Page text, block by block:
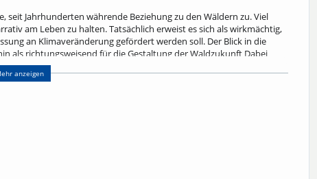
Jahrhunderten währende Beziehung zu den Wäldern zu. Viel
am Leben zu halten. Tatsächlich erweist es sich als wirkmächtig,
an Klimaveränderung gefördert werden soll. Der Blick in die
als richtungsweisend für die Gestaltung der Waldzukunft Dabei
Hemmschuh − für einen effektiven Waldnaturschutz ebenso wie
spürt der Vortrag dem Nutzen und den Risiken nach, die mit
anzeigen